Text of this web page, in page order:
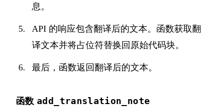
息。
API 的响应包含翻译后的文本。函数获取翻
译文本并将占位符替换回原始代码块。
最后，函数返回翻译后的文本。
函数add_translation_note